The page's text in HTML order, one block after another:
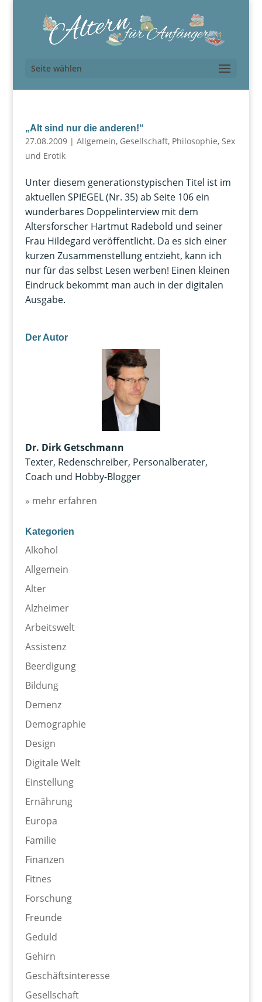
Seite wählen
„Alt sind nur die anderen!“
27.08.2009| Allgemein, Gesellschaft, Philosophie, Sex
und Erotik
Unter diesem generationstypischen Titel ist im
aktuellen SPIEGEL (Nr. 35) ab Seite 106 ein
wunderbares Doppelinterview mit dem
Altersforscher Hartmut Radebold und seiner
Frau Hildegard veröffentlicht. Da es sich einer
kurzen Zusammenstellung entzieht, kann ich
nur für das selbst Lesen werben! Einen kleinen
Eindruck bekommt man auch in der digitalen
Ausgabe.
Der Autor
Dr. Dirk Getschmann
Texter, Redenschreiber, Personalberater,
Coach und Hobby-Blogger
» mehr erfahren
Kategorien
Alkohol
Allgemein
Alter
Alzheimer
Arbeitswelt
Assistenz
Beerdigung
Bildung
Demenz
Demographie
Design
Digitale Welt
Einstellung
Ernährung
Europa
Familie
Finanzen
Fitnes
Forschung
Freunde
Geduld
Gehirn
Geschäftsinteresse
Gesellschaft